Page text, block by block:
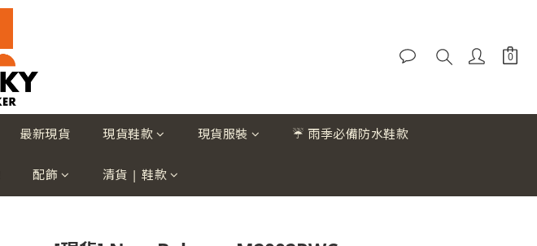
最新現貨 現貨鞋款 現貨服裝 ☔ 雨季必備防水鞋款
配飾 清貨 | 鞋款